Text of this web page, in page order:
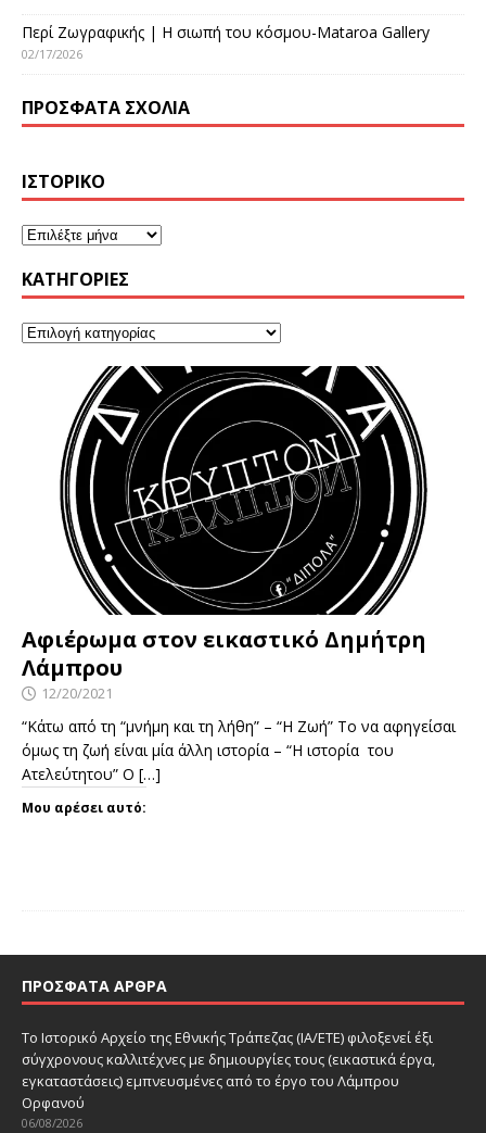
Περί Ζωγραφικής | Η σιωπή του κόσμου-Mataroa Gallery
02/17/2026
ΠΡΌΣΦΑΤΑ ΣΧΌΛΙΑ
ΙΣΤΟΡΙΚΌ
KΑΤΗΓΟΡΊΕΣ
Αφιέρωμα στον εικαστικό Δημήτρη
Λάμπρου
12/20/2021
“Κάτω από τη “μνήμη και τη λήθη” – “Η Ζωή” Το να αφηγείσαι
όμως τη ζωή είναι μία άλλη ιστορία – “Η ιστορία του
Ατελεύτητου” Ο […]
Μου αρέσει αυτό:
ΠΡΌΣΦΑΤΑ ΆΡΘΡΑ
Το Ιστορικό Αρχείο της Εθνικής Τράπεζας (ΙΑ/ΕΤΕ) φιλοξενεί έξι
σύγχρονους καλλιτέχνες με δημιουργίες τους (εικαστικά έργα,
εγκαταστάσεις) εμπνευσμένες από το έργο του Λάμπρου
Ορφανού
06/08/2026